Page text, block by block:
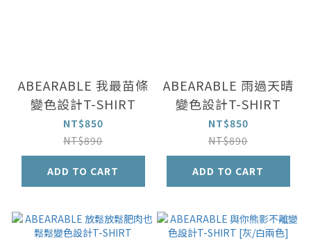
ABEARABLE 我最苗條
變色設計T-SHIRT
NT$850
NT$890
ADD TO CART
ABEARABLE 雨過天晴
變色設計T-SHIRT
NT$850
NT$890
ADD TO CART